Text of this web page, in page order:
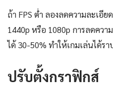
ถ้า FPS ต่ำ ลองลดความละเอี
1440p หรือ 1080p การลดควา
ได้ 30-50% ทำให้เกมเล่นได้ร
ปรับตั้งกราฟิกส์